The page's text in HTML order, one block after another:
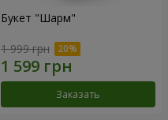
Букет "Шарм"
1 999 грн
Заказать